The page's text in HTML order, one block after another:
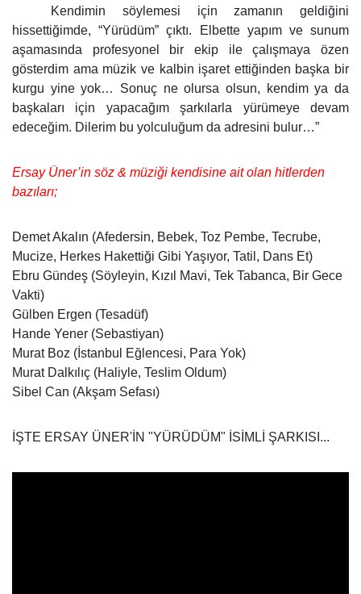
Kendimin söylemesi için zamanın geldiğini
hissettiğimde, “Yürüdüm” çıktı. Elbette yapım ve sunum
aşamasında profesyonel bir ekip ile çalışmaya özen
gösterdim ama müzik ve kalbin işaret ettiğinden başka bir
kurgu yine yok… Sonuç ne olursa olsun, kendim ya da
başkaları için yapacağım şarkılarla yürümeye devam
edeceğim. Dilerim bu yolculuğum da adresini bulur…”
Ersay Üner’in söz & müziği kendisine ait olan hitlerden
bazıları;
Demet Akalın (Afedersin, Bebek, Toz Pembe, Tecrube,
Mucize, Herkes Hakettiği Gibi Yaşıyor, Tatil, Dans Et)
Ebru Gündeş (Söyleyin, Kızıl Mavi, Tek Tabanca, Bir Gece
Vakti)
Gülben Ergen (Tesadüf)
Hande Yener (Sebastiyan)
Murat Boz (İstanbul Eğlencesi, Para Yok)
Murat Dalkılıç (Haliyle, Teslim Oldum)
Sibel Can (Akşam Sefası)
İŞTE ERSAY ÜNER'İN "YÜRÜDÜM" İSİMLİ ŞARKISI...